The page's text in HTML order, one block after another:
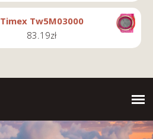
Timex Tw5M03000
83.19zł